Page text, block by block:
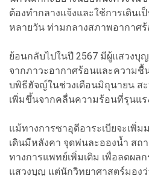
ต้องทำกลางแจ้งและใช้การเดินเ
หลายวัน ท่ามกลางสภาพอากาศ
ย้อนกลับไปในปี 2567 มีผู้แสวงบุ
จากภาวะอากาศร้อนและความชื้
บพิธีฮัจญ์ในช่วงเดือนมิถุนายน ส
เพิ่มขึ้นจากคลื่นความร้อนที่รุนแ
แม้ทางการซาอุดีอาระเบียจะเพิ่ม
เดินมีหลังคา จุดพ่นละอองน้ำ สถ
ทางการแพทย์เพิ่มเติม เพื่อลดผล
แสวงบุญ แต่นักวิทยาศาสตร์มอง